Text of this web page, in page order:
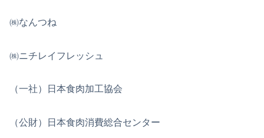
㈱なんつね
㈱ニチレイフレッシュ
（一社）日本食肉加工協会
（公財）日本食肉消費総合センター